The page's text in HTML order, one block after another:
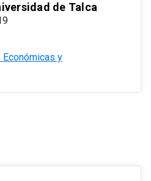
de Talca
Económicas y